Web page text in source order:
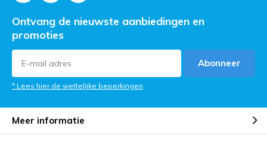
Ontvang de nieuwste aanbiedingen en
promoties
Abonneer
* Lees hier de wettelijke beperkingen
Meer informatie